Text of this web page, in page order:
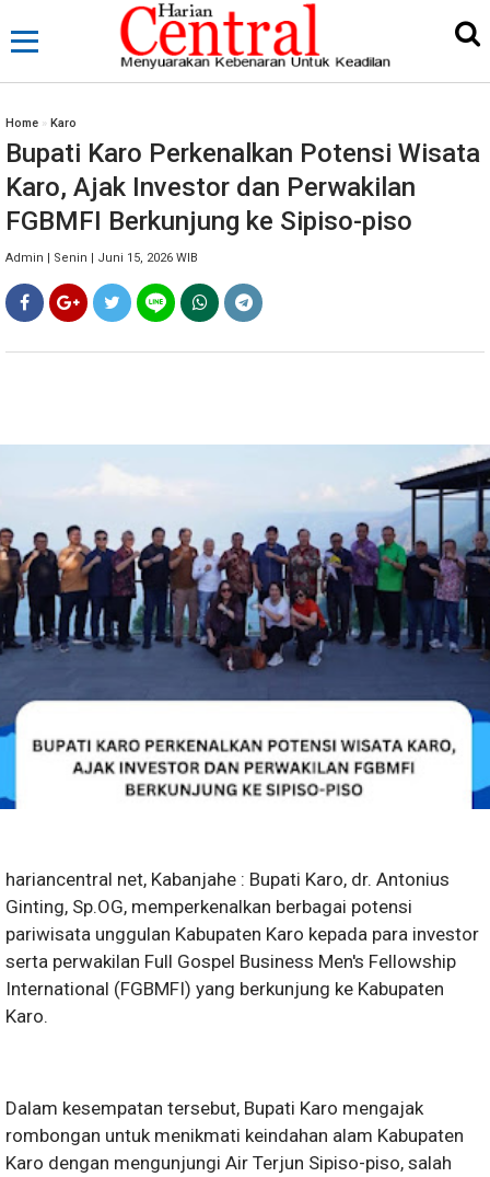
Home » Karo
Bupati Karo Perkenalkan Potensi Wisata
Karo, Ajak Investor dan Perwakilan
FGBMFI Berkunjung ke Sipiso-piso
Admin | Senin | Juni 15, 2026 WIB
hariancentral net, Kabanjahe : Bupati Karo, dr. Antonius
Ginting, Sp.OG, memperkenalkan berbagai potensi
pariwisata unggulan Kabupaten Karo kepada para investor
serta perwakilan Full Gospel Business Men's Fellowship
International (FGBMFI) yang berkunjung ke Kabupaten
Karo.
Dalam kesempatan tersebut, Bupati Karo mengajak
rombongan untuk menikmati keindahan alam Kabupaten
Karo dengan mengunjungi Air Terjun Sipiso-piso, salah